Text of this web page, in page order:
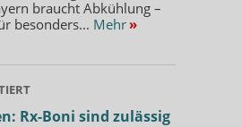
braucht Abkühlung –
besonders... Mehr »
Rx-Boni sind zulässig